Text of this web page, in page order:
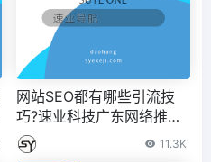
网站SEO都有哪些引流技
巧?速业科技广东网络推广
公司
11.3K